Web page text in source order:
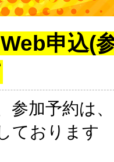
Web申込(
参加予約は
ております